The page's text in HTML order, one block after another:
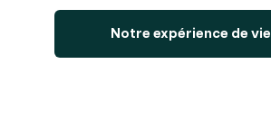
Notre expérience de vie